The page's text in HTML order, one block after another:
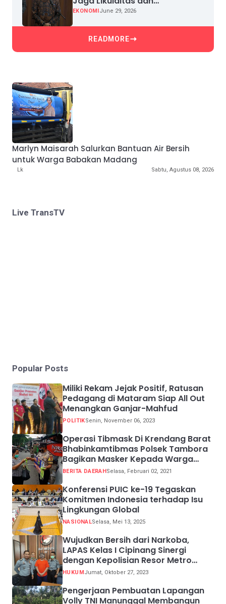
Pertumbuhan Kredit
EKONOMIJune 29, 2026
READMORE
Marlyn Maisarah Salurkan Bantuan Air Bersih
untuk Warga Babakan Madang
Lk Sabtu, Agustus 08, 2026
Live TransTV
Popular Posts
Miliki Rekam Jejak Positif, Ratusan
Pedagang di Mataram Siap All Out
Menangkan Ganjar-Mahfud
POLITIKSenin, November 06, 2023
Operasi Tibmask Di Krendang Barat
Bhabinkamtibmas Polsek Tambora
Bagikan Masker Kepada Warga
Pelanggar Prokes
BERITA DAERAHSelasa, Februari 02, 2021
Konferensi PUIC ke-19 Tegaskan
Komitmen Indonesia terhadap Isu
Lingkungan Global
NASIONALSelasa, Mei 13, 2025
Wujudkan Bersih dari Narkoba,
LAPAS Kelas I Cipinang Sinergi
dengan Kepolisian Resor Metro
Jakarta Barat
HUKUMJumat, Oktober 27, 2023
Pengerjaan Pembuatan Lapangan
Volly TNI Manunggal Membangun